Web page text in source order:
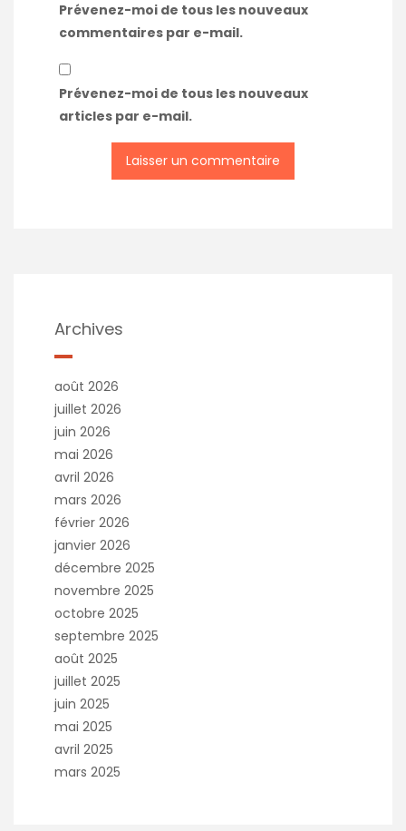
Prévenez-moi de tous les nouveaux
commentaires par e-mail.
Prévenez-moi de tous les nouveaux
articles par e-mail.
Archives
août 2026
juillet 2026
juin 2026
mai 2026
avril 2026
mars 2026
février 2026
janvier 2026
décembre 2025
novembre 2025
octobre 2025
septembre 2025
août 2025
juillet 2025
juin 2025
mai 2025
avril 2025
mars 2025